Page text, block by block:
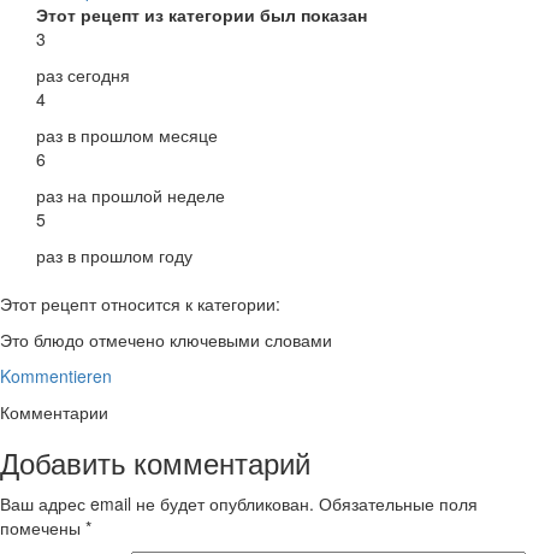
Этот рецепт из категории был показан
3
раз сегодня
4
раз в прошлом месяце
6
раз на прошлой неделе
5
раз в прошлом году
Этот рецепт относится к категории:
Это блюдо отмечено ключевыми словами
Kommentieren
Комментарии
Добавить комментарий
Ваш адрес email не будет опубликован. Обязательные поля
помечены *